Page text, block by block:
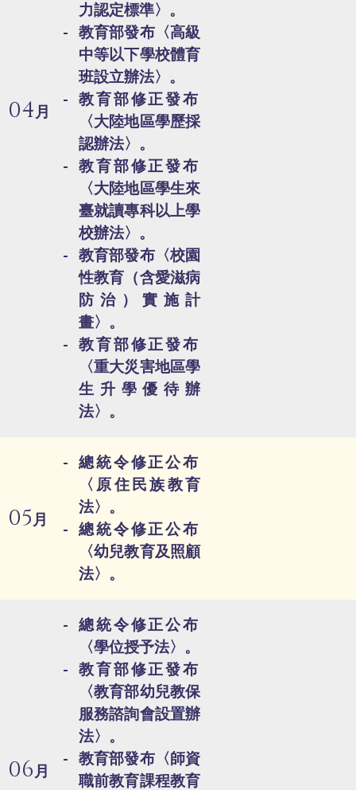
04 月
力認定標準〉。
教育部發布〈高級
中等以下學校體育
班設立辦法〉。
教育部修正發布
〈大陸地區學歷採
認辦法〉。
教育部修正發布
〈大陸地區學生來
臺就讀專科以上學
校辦法〉。
教育部發布〈校園
性教育（含愛滋病
防治）實施計
畫〉。
教育部修正發布
〈重大災害地區學
生升學優待辦
法〉。
05 月
總統令修正公布
〈原住民族教育
法〉。
總統令修正公布
〈幼兒教育及照顧
法〉。
06 月
總統令修正公布
〈學位授予法〉。
教育部修正發布
〈教育部幼兒教保
服務諮詢會設置辦
法〉。
教育部發布〈師資
職前教育課程教育